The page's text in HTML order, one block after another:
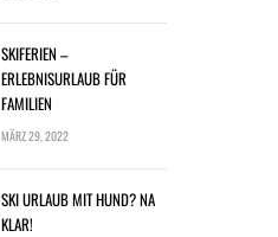
SKIFERIEN –
ERLEBNISURLAUB FÜR
FAMILIEN
MÄRZ 29, 2022
SKI URLAUB MIT HUND? NA
KLAR!